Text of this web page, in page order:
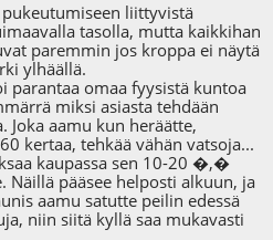
liittyvistä
tasolla, mutta kaikkihan
paremmin jos kroppa ei näytä
ylhäällä.
parantaa omaa fyysistä kuntoa
miksi asiasta tehdään
Joka aamu kun heräätte,
kertaa, tehkää vähän vatsoja...
kaupassa sen 10-20 �,�
Näillä pääsee helposti alkuun, ja
aamu satutte peilin edessä
niin siitä kyllä saa mukavasti